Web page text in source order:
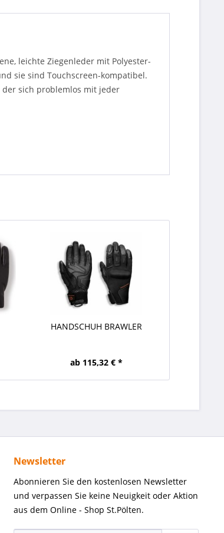
leichte Ziegenleder mit Polyester-
sie sind Touchscreen-kompatibel.
sich problemlos mit jeder
HANDSCHUH BRAWLER
ab 115,32 € *
Newsletter
Abonnieren Sie den kostenlosen Newsletter
und verpassen Sie keine Neuigkeit oder Aktion
aus dem Online - Shop St.Pölten.